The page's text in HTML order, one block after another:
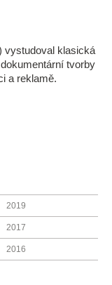
vystudoval klasická
tvorby
a reklamě.
2019
2017
2016